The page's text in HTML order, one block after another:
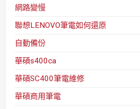
網路變慢
聯想LENOVO筆電如何還原
自動備份
華碩s400ca
華碩SC400筆電維修
華碩商用筆電